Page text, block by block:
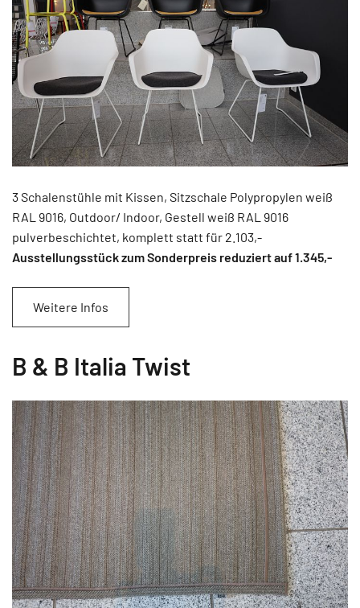
3 Schalenstühle mit Kissen, Sitzschale Polypropylen weiß
RAL 9016, Outdoor/ Indoor, Gestell weiß RAL 9016
pulverbeschichtet, komplett statt für 2.103,-
Ausstellungsstück zum Sonderpreis reduziert auf 1.345,-
Weitere Infos
B & B Italia Twist